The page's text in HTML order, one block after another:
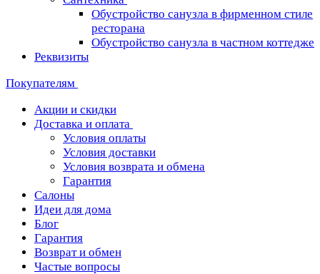
Обустройство санузла в фирменном стиле
ресторана
Обустройство санузла в частном коттедже
Реквизиты
Покупателям
Акции и скидки
Доставка и оплата
Условия оплаты
Условия доставки
Условия возврата и обмена
Гарантия
Салоны
Идеи для дома
Блог
Гарантия
Возврат и обмен
Частые вопросы